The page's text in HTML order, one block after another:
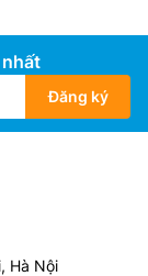
Đăng ký
Hà Nội